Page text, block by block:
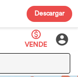
Descargar
VENDE